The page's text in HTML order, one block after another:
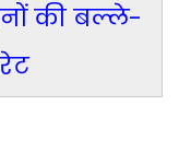
की बल्ले-